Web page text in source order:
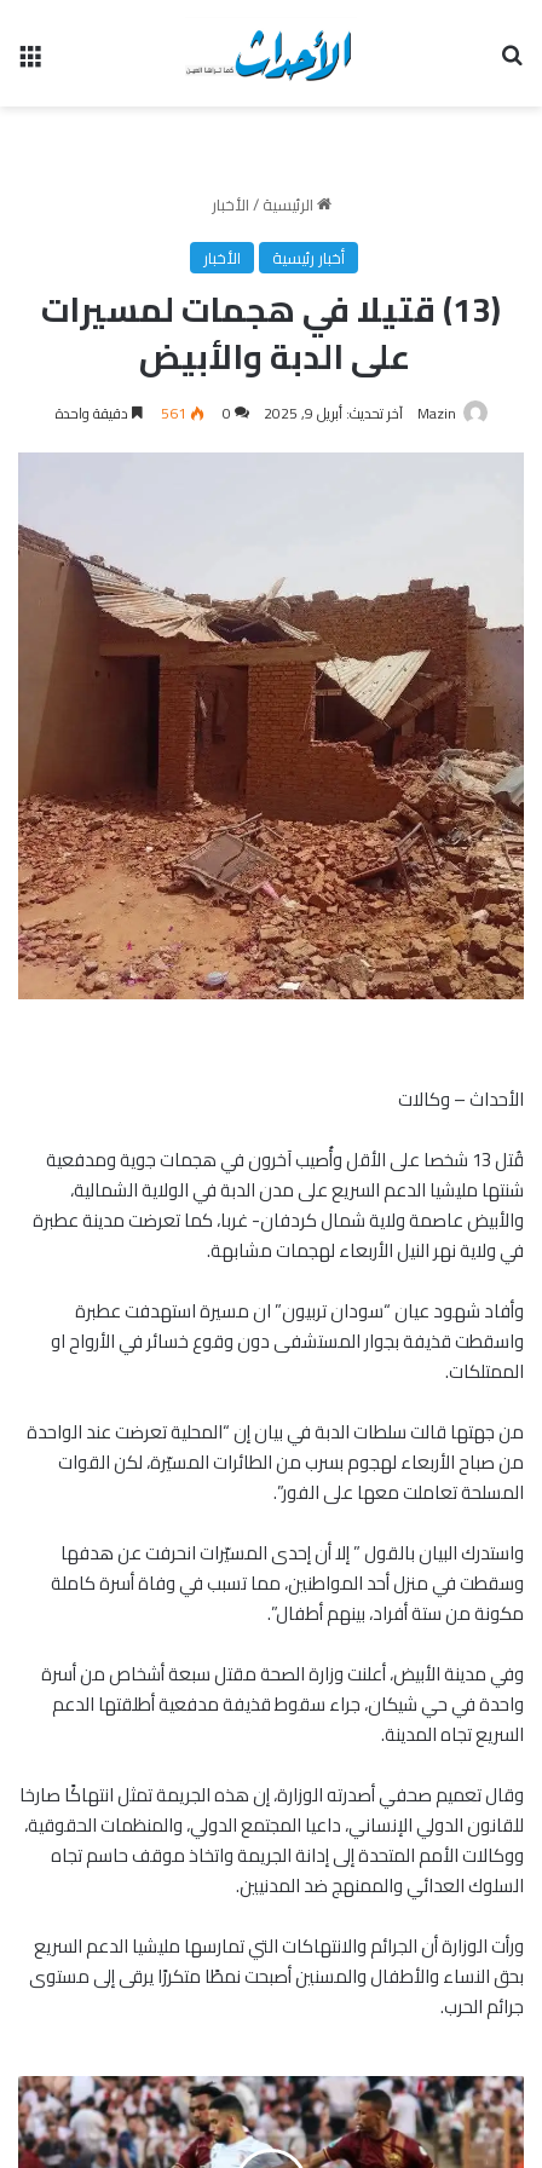
الرئيسية/الأخبار
أخبار رئيسية
الأخبار
(13) قتيلا في هجمات لمسيرات
على الدبة والأبيض
Mazin آخر تحديث: أبريل 9, 2025 0
561 دقيقة واحدة
الأحداث – وكالات
قُتل 13 شخصا على الأقل وأُصيب آخرون في هجمات جوية ومدفعية
شنتها مليشيا الدعم السريع على مدن الدبة في الولاية الشمالية،
والأبيض عاصمة ولاية شمال كردفان- غربا، كما تعرضت مدينة عطبرة
في ولاية نهر النيل الأربعاء لهجمات مشابهة.
وأفاد شهود عيان “سودان تربيون” ان مسيرة استهدفت عطبرة
واسقطت قذيفة بجوار المستشفى دون وقوع خسائر في الأرواح او
الممتلكات.
من جهتها قالت سلطات الدبة في بيان إن “المحلية تعرضت عند الواحدة
من صباح الأربعاء لهجوم بسرب من الطائرات المسيّرة، لكن القوات
المسلحة تعاملت معها على الفور”.
واستدرك البيان بالقول ” إلا أن إحدى المسيّرات انحرفت عن هدفها
وسقطت في منزل أحد المواطنين، مما تسبب في وفاة أسرة كاملة
مكونة من ستة أفراد، بينهم أطفال”.
وفي مدينة الأبيض، أعلنت وزارة الصحة مقتل سبعة أشخاص من أسرة
واحدة في حي شيكان، جراء سقوط قذيفة مدفعية أطلقتها الدعم
السريع تجاه المدينة.
وقال تعميم صحفي أصدرته الوزارة، إن هذه الجريمة تمثل انتهاكًا صارخا
للقانون الدولي الإنساني، داعيا المجتمع الدولي، والمنظمات الحقوقية،
ووكالات الأمم المتحدة إلى إدانة الجريمة واتخاذ موقف حاسم تجاه
السلوك العدائي والممنهج ضد المدنيين.
ورأت الوزارة أن الجرائم والانتهاكات التي تمارسها مليشيا الدعم السريع
بحق النساء والأطفال والمسنين أصبحت نمطًا متكررًا يرقى إلى مستوى
جرائم الحرب.
س
ت
ي